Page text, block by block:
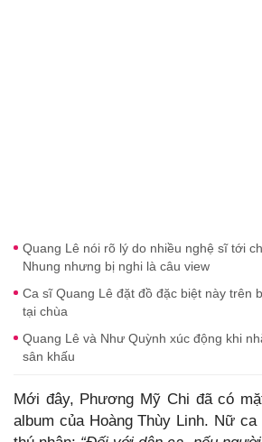
Quang Lê nói rõ lý do nhiều nghệ sĩ tới
Nhung nhưng bị nghi là câu view
Ca sĩ Quang Lê đặt đồ đặc biệt này trên
tại chùa
Quang Lê và Như Quỳnh xúc động khi
sân khấu
Mới đây, Phương Mỹ Chi đã có
album của Hoàng Thùy Linh. Nữ